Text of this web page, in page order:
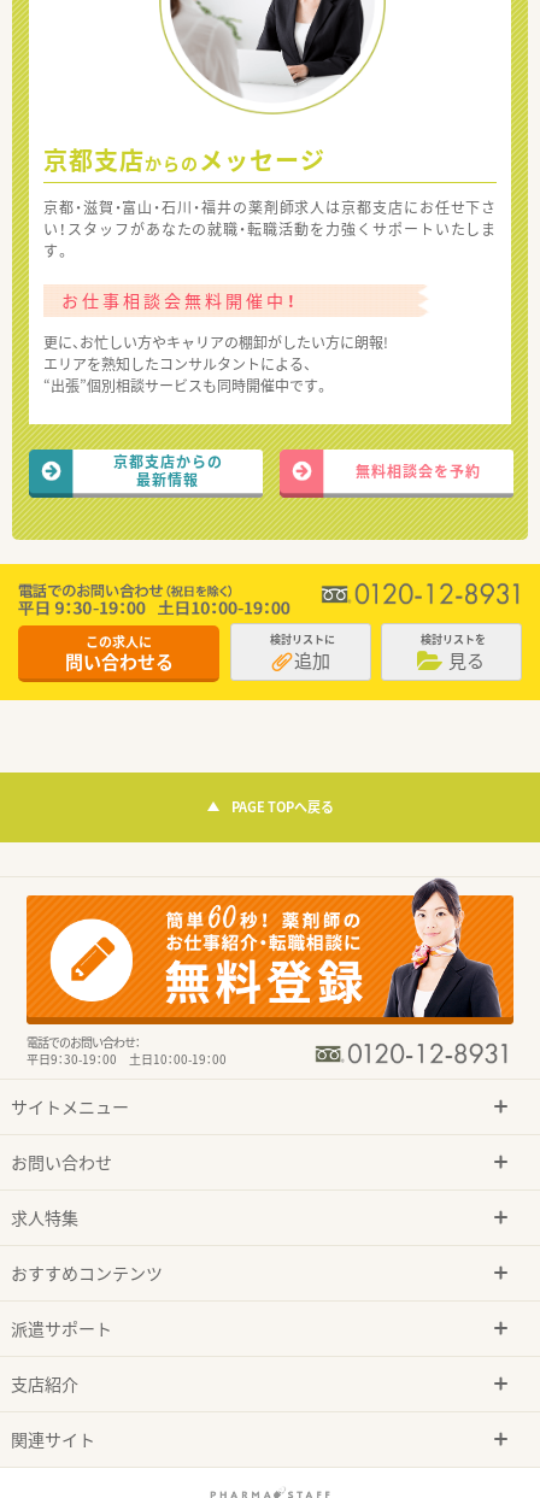
京都支店からの メッセージ
京都・滋賀・富山・石川・福井の薬剤師求人は京都支店にお任せ下さ
い！スタッフがあなたの就職・転職活動を力強くサポートいたしま
す。
お仕事相談会無料開催中！
更に、お忙しい方やキャリアの棚卸がしたい方に朗報!
エリアを熟知したコンサルタントによる、
“出張”個別相談サービスも同時開催中です。
京都支店からの
最新情報
無料相談会を予約
この求人に
問い合わせる
検討リストに
追加
検討リストを
見る
PAGE TOPへ戻る
電話でのお問い合わせ：
平日9：30-19：00 土日10：00-19：00
サイトメニュー
お問い合わせ
求人特集
おすすめコンテンツ
派遣サポート
支店紹介
関連サイト